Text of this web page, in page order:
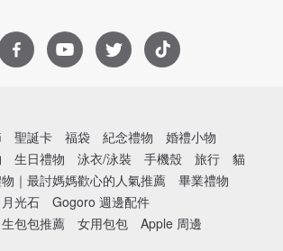
聖誕卡 福袋 紀念禮物
婚禮小物
生日禮物 泳衣/泳裝 手機殼 旅行
貓
｜最討媽媽歡心的人氣推薦
畢業禮物
月光石
Gogoro 週邊配件
包包推薦
女用包包
Apple 周邊